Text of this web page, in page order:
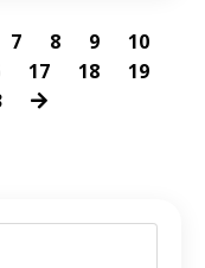
7 8 9
10
17 18
19